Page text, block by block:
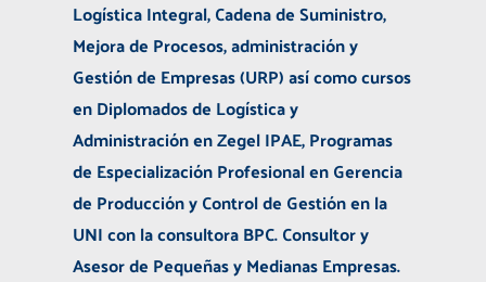
Logística Integral, Cadena de Suministro,
Mejora de Procesos, administración y
Gestión de Empresas (URP) así como cursos
en Diplomados de Logística y
Administración en Zegel IPAE, Programas
de Especialización Profesional en Gerencia
de Producción y Control de Gestión en la
UNI con la consultora BPC. Consultor y
Asesor de Pequeñas y Medianas Empresas.